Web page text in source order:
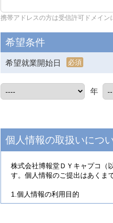
携帯アドレスの方は受信許可ドメイン
希望条件
希望就業開始日 必須
年
個人情報の取扱いにつ